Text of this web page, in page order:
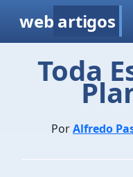
web artigos
Toda
PorAlfredo